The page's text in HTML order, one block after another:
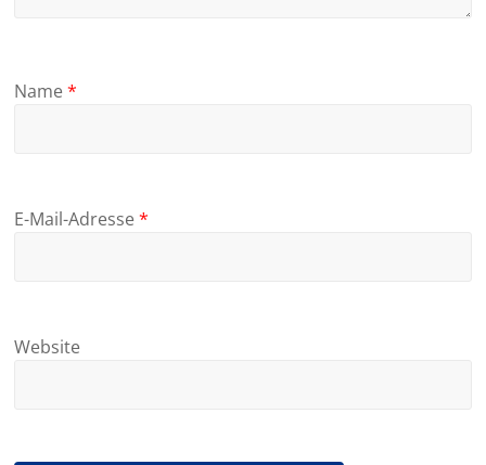
Name*
E-Mail-Adresse*
Website